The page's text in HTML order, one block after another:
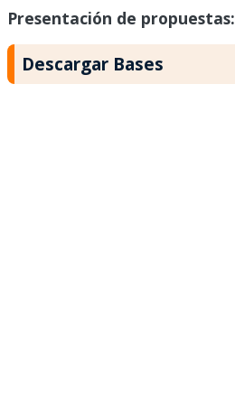
Presentación de propuestas:
Descargar Bases